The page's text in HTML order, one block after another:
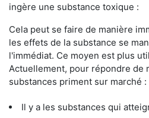
ingère une substance toxique :
Cela peut se faire de manière
les effets de la substance se
l'immédiat. Ce moyen est plus
Actuellement, pour répondre de
substances priment sur marché :
Il y a les substances qui